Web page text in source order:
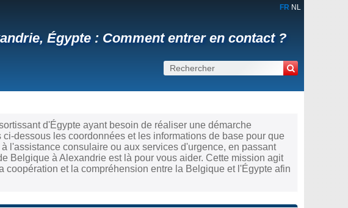
FR NL
Égypte : Comment entrer en contact ?
d'Égypte ayant besoin de réaliser une démarche
dessous les coordonnées et les informations de base pour que
l'assistance consulaire ou aux services d'urgence, en passant
Belgique à Alexandrie est là pour vous aider. Cette mission agit
et la compréhension entre la Belgique et l'Égypte afin